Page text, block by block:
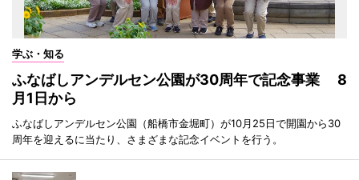
学ぶ・知る
ふなばしアンデルセン公園が30周年で記念事業 8
月1日から
ふなばしアンデルセン公園（船橋市金堀町）が10月25日で開園から30
周年を迎えるに当たり、さまざまな記念イベントを行う。